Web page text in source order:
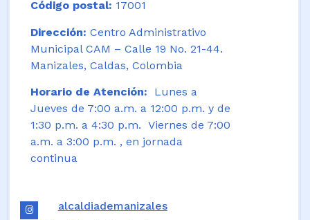
Código postal: 17001
Dirección: Centro Administrativo
Municipal CAM – Calle 19 No. 21-44.
Manizales, Caldas, Colombia
Horario de Atención: Lunes a
Jueves de 7:00 a.m. a 12:00 p.m. y de
1:30 p.m. a 4:30 p.m. Viernes de 7:00
a.m. a 3:00 p.m. , en jornada
continua
alcaldiademanizales